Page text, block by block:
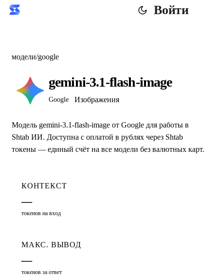
Войти
модели/google
gemini-3.1-flash-image
Google Изображения
Модель gemini-3.1-flash-image от Google для работы в
Shtab ИИ. Доступна с оплатой в рублях через Shtab
токены — единый счёт на все модели без валютных карт.
КОНТЕКСТ
—
токенов на вход
МАКС. ВЫВОД
—
токенов за ответ